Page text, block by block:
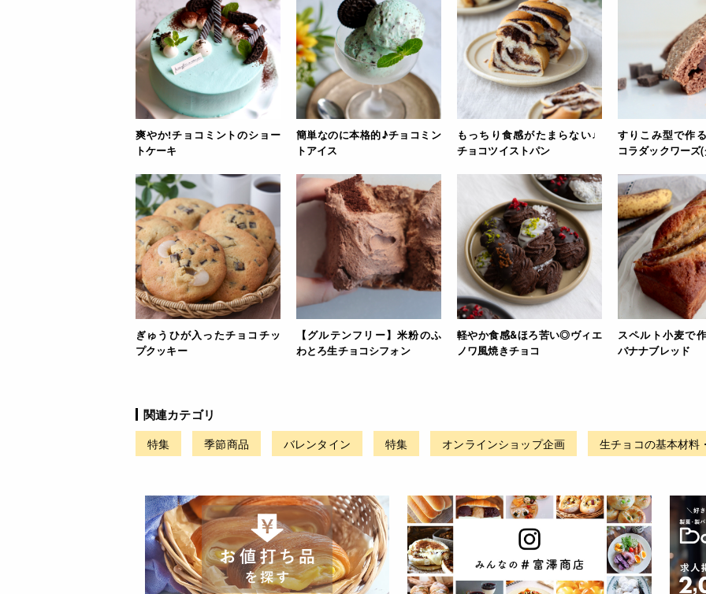
爽やか!チョコミントのショー
トケーキ
簡単なのに本格的♪チョコミン
トアイス
もっちり食感がたまらない♩
チョコツイストパン
すりこみ型で作
コラダックワーズ
ぎゅうひが入ったチョコチッ
プクッキー
【グルテンフリー】米粉のふ
わとろ生チョコシフォン
軽やか食感&ほろ苦い◎ヴィエ
ノワ風焼きチョコ
スペルト小麦で
バナナブレッド
関連カテゴリ
特集 季節商品 バレンタイン 特集 オンラインショップ企画 生チョコの基本材料